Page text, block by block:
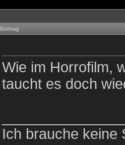
Beitrag
Wie im Horrofilm,
taucht es doch
Ich brauche keine